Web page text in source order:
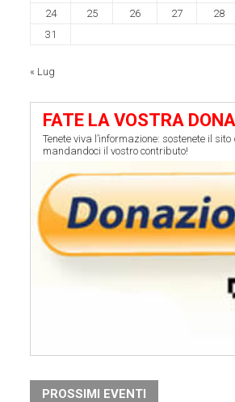
24
25 26 27 28
31
« Lug
FATE LA VOSTRA
Tenete viva l’informazione: sostenete il
mandandoci il vostro contributo!
PROSSIMI EVENTI